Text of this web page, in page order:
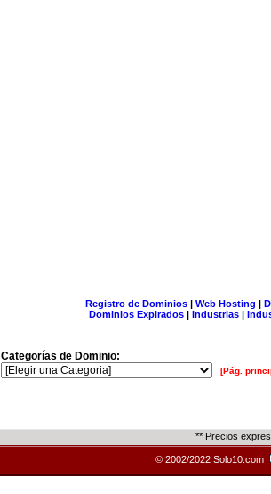
Registro de Dominios| Web Hosting |
Dominios Expirados | Industrias |
Categorías de Dominio:
[Pág.
** Precios
© 2002/2022 Solo10.com